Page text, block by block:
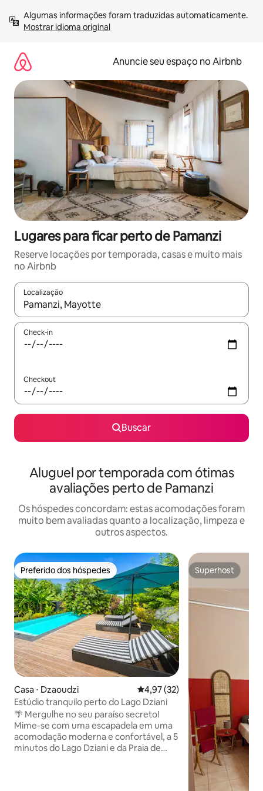
para
Mostrar idioma original
Anuncie seu espaço no Airbnb
Lugares para ficar perto de Pamanzi
Reserve locações por temporada, casas e muito mais
no Airbnb
Localização
Quando os resultados estiverem disponíveis, explore-os
Check-in
Checkout
Buscar
Aluguel por temporada com ótimas
avaliações perto de Pamanzi
Os hóspedes concordam: estas acomodações foram
muito bem avaliadas quanto a localização, limpeza e
outros aspectos.
Preferido dos hóspedes
Preferido dos hóspedes
Casa ⋅ Dzaoudzi 4,97 de uma avaliação média
4,97 (32)
Estúdio tranquilo perto do Lago Dziani
🌴 Mergulhe no seu paraíso secreto!
Mime-se com uma escapadela em uma
acomodação moderna e confortável, a 5
minutos do Lago Dziani e da Praia de
Superhost
Superhost